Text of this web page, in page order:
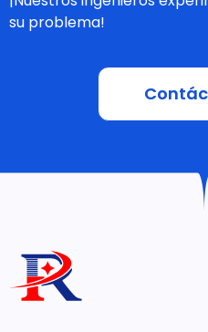
su problema!